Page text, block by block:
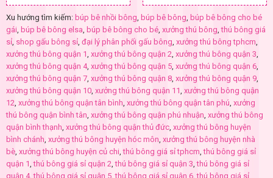
Xu hướng tìm kiếm: búp bê nhồi bông, búp bê bông, búp bê bông cho bé
gái, búp bê bông elsa, búp bê bông cho bé, xưởng thú bông,thú bông giá
sỉ, shop gấu bông sỉ, đại lý phân phối gấu bông, xưởng thú bông tphcm,
xưởng thú bông quận 1, xưởng thú bông quận 2, xưởng thú bông quận 3,
xưởng thú bông quận 4, xưởng thú bông quận 5, xưởng thú bông quận 6,
xưởng thú bông quận 7, xưởng thú bông quận 8, xưởng thú bông quận 9,
xưởng thú bông quận 10, xưởng thú bông quận 11, xưởng thú bông quận
12, xưởng thú bông quận tân bình, xưởng thú bông quận tân phú, xưởng
thú bông quận bình tân, xưởng thú bông quận phú nhuận, xưởng thú bông
quận bình thạnh, xưởng thú bông quận thủ đức, xưởng thú bông huyện
bình chánh, xưởng thú bông huyện hóc môn, xưởng thú bông huyện nhà
bè, xưởng thú bông huyện củ chi,thú bông giá sỉ tphcm,thú bông giá sỉ
quận 1,thú bông giá sỉ quận 2,thú bông giá sỉ quận 3,thú bông giá sỉ
quận 4,thú bông giá sỉ quận 5,thú bông giá sỉ quận 6,thú bông giá sỉ